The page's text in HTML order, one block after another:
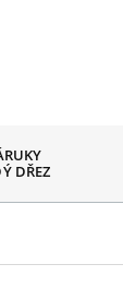
DŘEZ